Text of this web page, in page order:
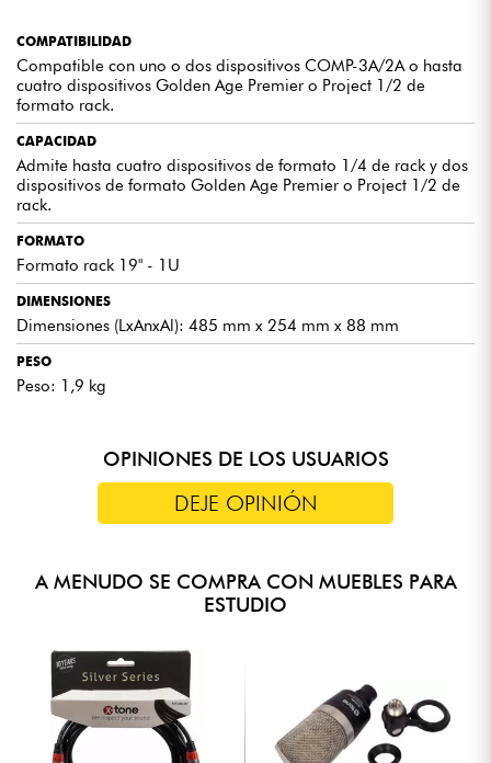
COMPATIBILIDAD
Compatible con uno o dos dispositivos COMP-3A/2A o hasta
cuatro dispositivos Golden Age Premier o Project 1/2 de
formato rack.
CAPACIDAD
Admite hasta cuatro dispositivos de formato 1/4 de rack y dos
dispositivos de formato Golden Age Premier o Project 1/2 de
rack.
FORMATO
Formato rack 19" - 1U
DIMENSIONES
Dimensiones (LxAnxAl): 485 mm x 254 mm x 88 mm
PESO
Peso: 1,9 kg
OPINIONES DE LOS USUARIOS
DEJE OPINIÓN
A MENUDO SE COMPRA CON MUEBLES PARA
ESTUDIO